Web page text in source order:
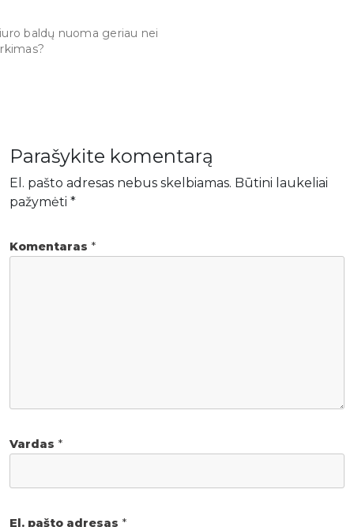
baldų nuoma geriau nei
Parašykite komentarą
El. pašto adresas nebus skelbiamas. Būtini laukeliai
pažymėti *
Komentaras *
Vardas *
El. pašto adresas *